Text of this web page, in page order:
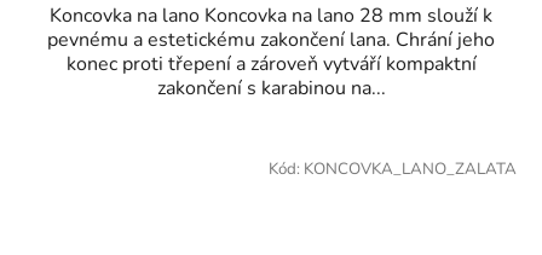
Koncovka na lano Koncovka na lano 28 mm slouží k
pevnému a estetickému zakončení lana. Chrání jeho
konec proti třepení a zároveň vytváří kompaktní
zakončení s karabinou na...
Kód: KONCOVKA_LANO_ZALATA